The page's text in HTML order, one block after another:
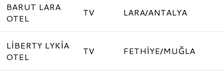
BARUT LARA
OTEL
TV LARA/ANTALYA
LİBERTY LYKİA
OTEL
TV FETHİYE/MUĞLA